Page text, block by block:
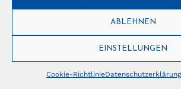
ABLEHNEN
EINSTELLUNGEN
Cookie-RichtlinieDatenschutzerklärung